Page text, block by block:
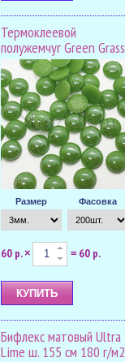
Термоклеевой
полужемчуг Green Grass
Размер Фасовка
60 р.× = 60 р.
Бифлекс матовый Ultra
Lime ш. 155 см 180 г/м2